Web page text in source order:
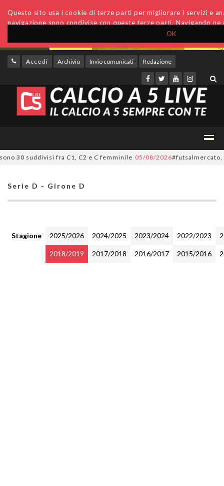
OK
Questo sito usa i cookie di terze parti per migliorare i servizi e
navigazione sono condivise con queste terze parti. Navigando
Accedi Archivio Invio comunicati Redazione
suddivisi fra C1, C2 e C femminile 05/08/2026#futsalmercato, ora
Serie D - Girone D
Stagione 2025/2026 2024/2025 2023/2024 2022/2023
2018/2019 2017/2018 2016/2017 2015/2016